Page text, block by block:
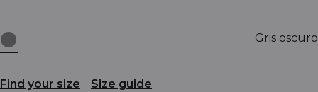
Gris oscuro
Find your size Size guide